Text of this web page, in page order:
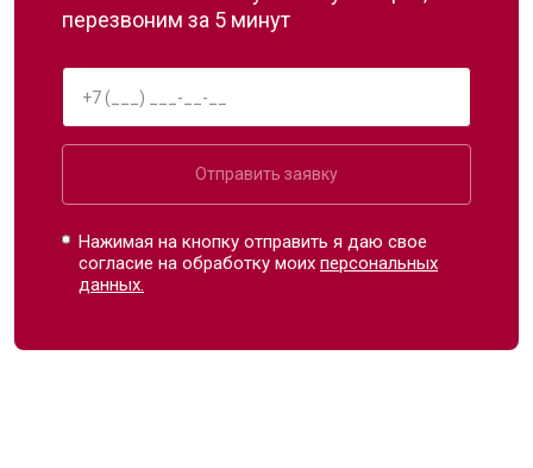
перезвоним за 5 минут
Отправить заявку
Нажимая на кнопку отправить я даю свое
согласие на обработку моихперсональных
данных.